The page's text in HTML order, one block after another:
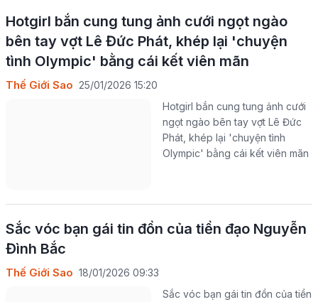
Hotgirl bắn cung tung ảnh cưới ngọt ngào
bên tay vợt Lê Đức Phát, khép lại 'chuyện
tình Olympic' bằng cái kết viên mãn
Thế Giới Sao 25/01/2026 15:20
Hotgirl bắn cung tung ảnh cưới
ngọt ngào bên tay vợt Lê Đức
Phát, khép lại 'chuyện tình
Olympic' bằng cái kết viên mãn
Sắc vóc bạn gái tin đồn của tiền đạo Nguyễn
Đình Bắc
Thế Giới Sao 18/01/2026 09:33
Sắc vóc bạn gái tin đồn của tiền